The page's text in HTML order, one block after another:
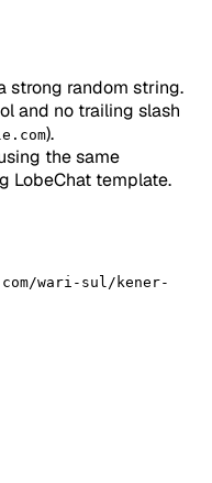
strong random string.
and no trailing slash
).
the same
LobeChat template.
wari-sul/kener-